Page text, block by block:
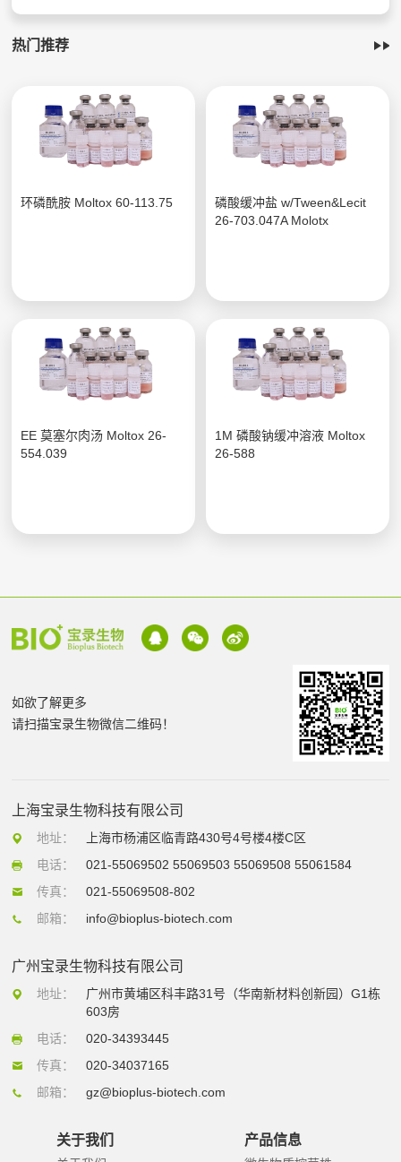
热门推荐
环磷酰胺 Moltox 60-113.75
磷酸缓冲盐 w/Tween&Lecit
26-703.047A Molotx
EE 莫塞尔肉汤 Moltox 26-
554.039
1M 磷酸钠缓冲溶液 Moltox
26-588
如欲了解更多
请扫描宝录生物微信二维码！
上海宝录生物科技有限公司
地址：
上海市杨浦区临青路430号4号楼4楼C区
电话：
021-55069502 55069503 55069508 55061584
传真：
021-55069508-802
邮箱：
info@bioplus-biotech.com
广州宝录生物科技有限公司
地址：
广州市黄埔区科丰路31号（华南新材料创新园）G1栋
603房
电话：
020-34393445
传真：
020-34037165
邮箱：
gz@bioplus-biotech.com
关于我们 产品信息